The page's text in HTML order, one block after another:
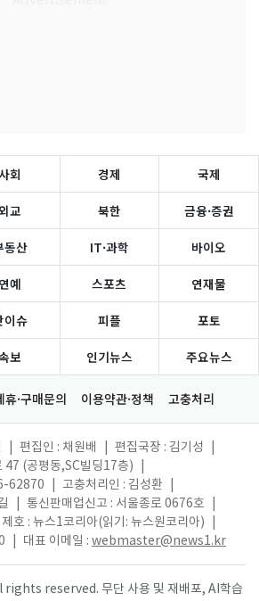
회 경제 국제
교 북한 금융·증권
동산 IT·과학 바이오
연예 스포츠 연재물
이슈 피플 포토
보 인기뉴스 주요뉴스
·구매문의 이용약관·정책 고충처리
편집인 : 채원배 편집국장 : 김기성
47 (공평동,SC빌딩17층)
62870
고충처리인 : 김성환
통신판매업신고 : 서울종로 0676호
제호 : 뉴스1코리아(읽기: 뉴스원코리아)
대표 이메일 : webmaster@news1.kr
reserved. 무단 사용 및 재배포, AI학습